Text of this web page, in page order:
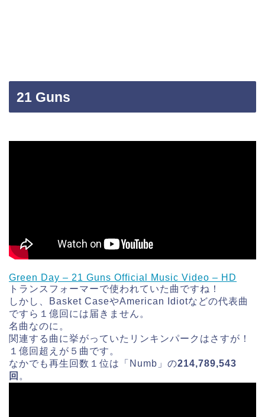
21 Guns
Green Day – 21 Guns Official Music Video – HD
トランスフォーマーで使われていた曲ですね！
しかし、Basket CaseやAmerican Idiotなどの代表曲
ですら１億回には届きません。
名曲なのに。
関連する曲に挙がっていたリンキンパークはさすが！
１億回超えが５曲です。
なかでも再生回数１位は「Numb」の214,789,543
回 。